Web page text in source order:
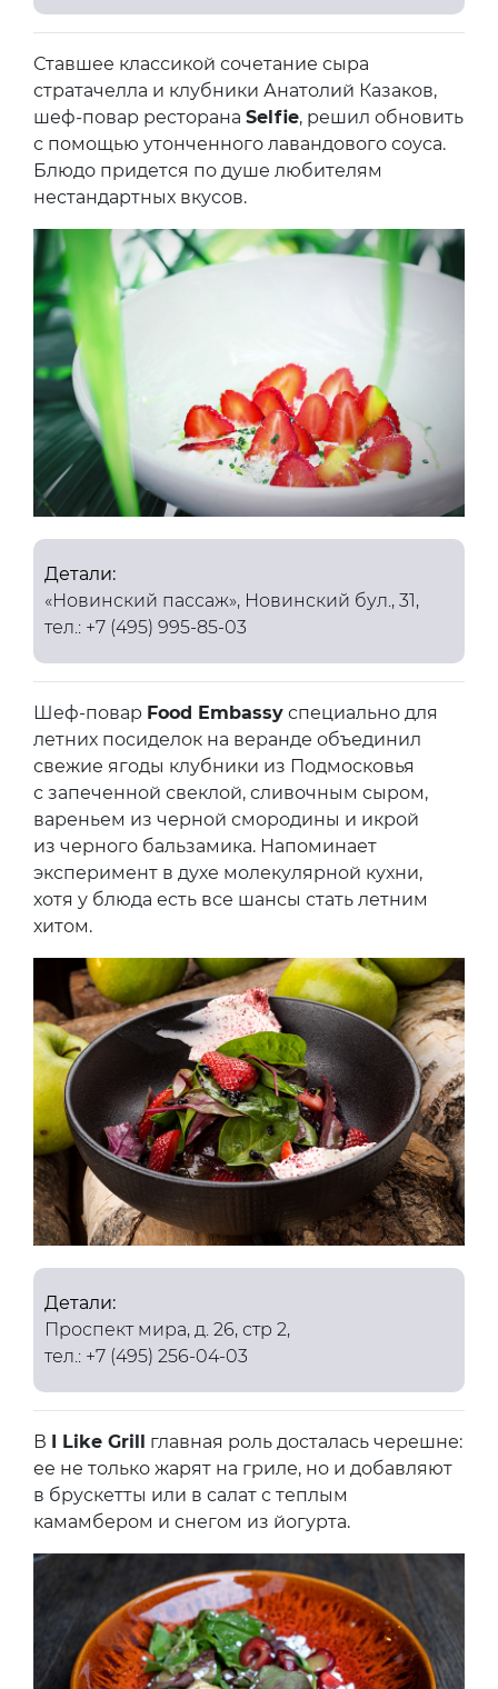
Ставшее классикой сочетание сыра
стратачелла и клубники Анатолий Казаков,
шеф-повар ресторана Selfie, решил обновить
с помощью утонченного лавандового соуса.
Блюдо придется по душе любителям
нестандартных вкусов.
Детали:
«Новинский пассаж», Новинский бул., 31,
тел.: +7 (495) 995-85-03
Шеф-повар Food Embassy специально для
летних посиделок на веранде объединил
свежие ягоды клубники из Подмосковья
с запеченной свеклой, сливочным сыром,
вареньем из черной смородины и икрой
из черного бальзамика. Напоминает
эксперимент в духе молекулярной кухни,
хотя у блюда есть все шансы стать летним
хитом.
Детали:
Проспект мира, д. 26, стр 2,
тел.: +7 (495) 256-04-03
В I Like Grill главная роль досталась черешне:
ее не только жарят на гриле, но и добавляют
в брускетты или в салат с теплым
камамбером и снегом из йогурта.